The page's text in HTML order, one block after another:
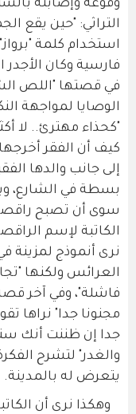
وقوعه وإصابته
التراثي: "حين يقع
استخدام كلمة
فارسية وكان الأجدر
في قصتها "اللص
الوصايا لمواجهة
"كحذاء مهترئ.. لا
كيف أن الفقر
إلى جانب والدها
بسطة في الشارع،
سوى أن تصبح راقصة
الكاتبة لإسم
نرى أنموذج لمزينة
العرائس ولكنها
فاشلة"، وفي آخر
مجنونا جدا" نراها
جدا إن ظننت أنك
والغدر" لتشرح
يتعرض له بالمدينة.
وهكذا نرى أن